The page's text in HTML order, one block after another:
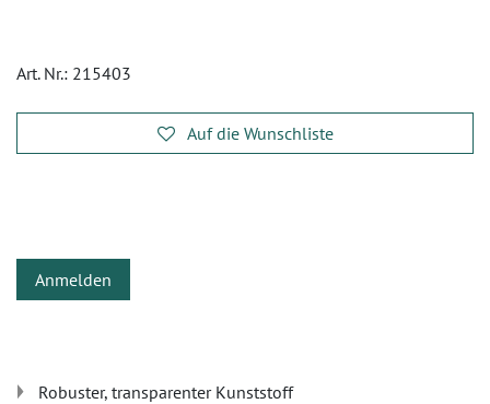
Art. Nr.: 215403
Auf die Wunschliste
Anmelden
Robuster, transparenter Kunststoff